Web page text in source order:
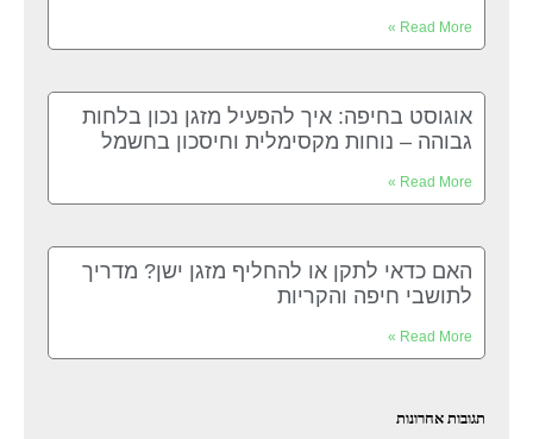
Read More »
אוגוסט בחיפה: איך להפעיל מזגן נכון בלחות
גבוהה – נוחות מקסימלית וחיסכון בחשמל
Read More »
האם כדאי לתקן או להחליף מזגן ישן? מדריך
לתושבי חיפה והקריות
Read More »
תגובות אחרונות